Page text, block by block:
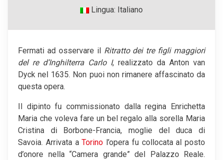
Lingua: Italiano
Fermati ad osservare il Ritratto dei tre figli maggiori
del re d’Inghilterra Carlo I, realizzato da Anton van
Dyck nel 1635. Non puoi non rimanere affascinato da
questa opera.
Il dipinto fu commissionato dalla regina Enrichetta
Maria che voleva fare un bel regalo alla sorella Maria
Cristina di Borbone-Francia, moglie del duca di
Savoia. Arrivata aTorino l’opera fu collocata al posto
d’onore nella “Camera grande” del Palazzo Reale.